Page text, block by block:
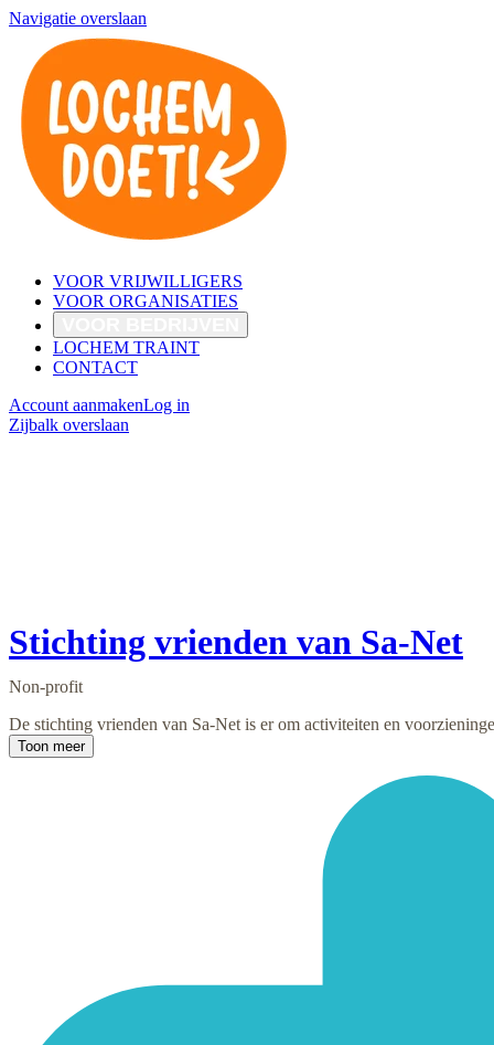
Navigatie overslaan
VOOR VRIJWILLIGERS
VOOR ORGANISATIES
LOCHEM TRAINT
CONTACT
Account aanmakenLog in
Zijbalk overslaan
Stichting vrienden van Sa-Net
Non-profit
De stichting vrienden van Sa-Net is er om activiteiten en
Toon meer